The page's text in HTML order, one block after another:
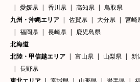
愛媛県
香川県 高知県
鳥取県
九州・沖縄エリア
佐賀県 大分県 宮崎
福岡県
長崎県
鹿児島県
北海道
北陸・甲信越エリア
富山県 山梨県 新
長野県